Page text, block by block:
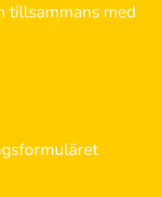
tillsammans med